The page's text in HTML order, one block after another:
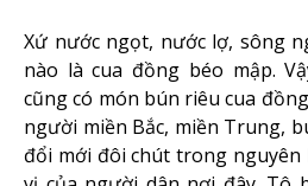
Xứ nước ngọt, nước lợ, sông
nào là cua đồng béo mập.
cũng có món bún riêu cua
người miền Bắc, miền Trung,
đổi mới đôi chút trong